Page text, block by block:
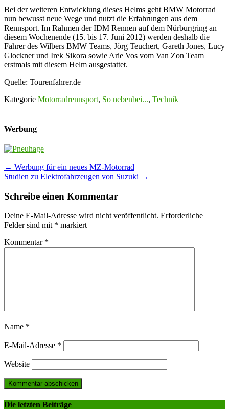
Bei der weiteren Entwicklung dieses Helms geht BMW Motorrad
nun bewusst neue Wege und nutzt die Erfahrungen aus dem
Rennsport. Im Rahmen der IDM Rennen auf dem Nürburgring an
diesem Wochenende (15. bis 17. Juni 2012) werden deshalb die
Fahrer des Wilbers BMW Teams, Jörg Teuchert, Gareth Jones, Lucy
Glockner und Irek Sikora sowie Arie Vos vom Van Zon Team
erstmals mit diesem Helm ausgestattet.
Quelle: Tourenfahrer.de
Kategorie Motorradrennsport, So nebenbei..., Technik
Werbung
Post
navigation
← Werbung für ein neues MZ-Motorrad
Studien zu Elektrofahrzeugen von Suzuki →
Schreibe einen Kommentar
Deine E-Mail-Adresse wird nicht veröffentlicht. Erforderliche
Felder sind mit * markiert
Kommentar *
Name *
E-Mail-Adresse *
Website
Die letzten Beiträge